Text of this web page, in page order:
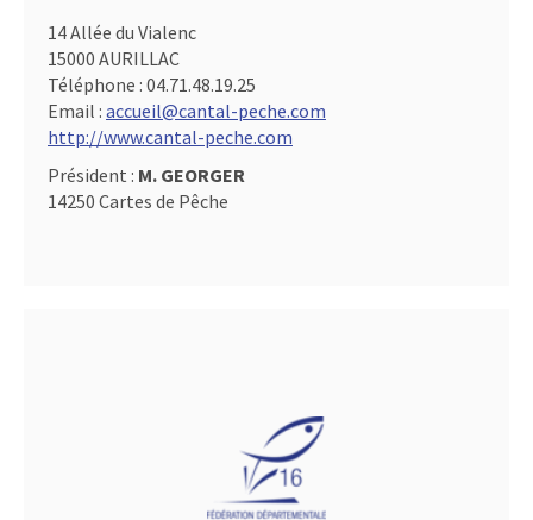
14 Allée du Vialenc
15000 AURILLAC
Téléphone : 04.71.48.19.25
Email : accueil@cantal-peche.com
http://www.cantal-peche.com
Président : M. GEORGER
14250 Cartes de Pêche